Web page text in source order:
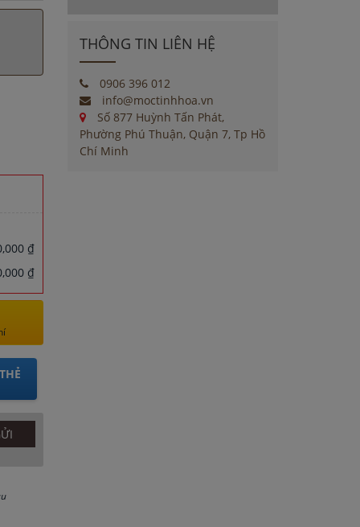
₫
₫
THÔNG TIN LIÊN HỆ
0906 396 012
info@moctinhhoa.vn
Số 877 Huỳnh Tấn Phát,
Phường Phú Thuận, Quận 7, Tp Hồ
Chí Minh